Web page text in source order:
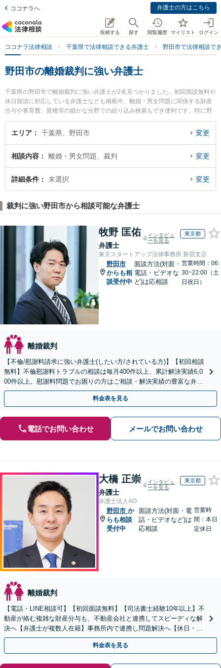
ココナラへ 弁護士の方はこちら
投稿する 探す 閲覧履歴 マイリスト ログイン
ココナラ法律相談 千葉県で法律相談できる弁護士 野田市で法律相談で
野田市の離婚裁判に強い弁護士
千葉県の野田市で離婚裁判に強い弁護士が2名見つかりました。初回面談無料や
休日面談に対応している弁護士なども掲載中。離婚・男女問題に関係する財産
分与や養育費、親権等の細かな分野での絞り込み検索もでき便利です。特に野
田けやき法律事務所の松澤 英司弁護士や野田総合法律事務所の高山 聡宏弁護士
のプロフィール情報や弁護士費用、強みなどが注目されています。『野田市で
談無料で離婚裁判を法律相談できる野田市内の弁護士に相談予約したい』など
でお困りの相談者さんにおすすめです。
エリア 千葉県、野田市 変更
相談内容 離婚・男女問題、裁判 変更
詳細条件 未選択 変更
裁判に強い野田市から相談可能な弁護士
牧野 匡佑
弁護士
インタビュ
ーを見る
東京都
東京スタートアップ法律事務所 新宿支店
野田市
からも相
談受付中
面談方法(対面・
電話・ビデオな
ど)は応相談
営業時間：06:
30~22:00（土
日祝日）
離婚裁判
【不倫/慰謝料請求に強い弁護士(したい方/されている方)】【初回相談
無料】不倫慰謝料トラブルの相談は毎月400件以上、累計解決実績6,0
00件以上。慰謝料問題でお困りの方はご相談・解決実績の豊富な弁護
士による無料相談をご利用ください。
料金表を見る
電話でお問い合わせ メールでお問い合わせ
大橋 正崇
弁護士
インタビュ
ーを見る
東京都
弁護士法人AO
野田市 か
らも相談
受付中
面談方法(対面・電
話・ビデオなど)は
応相談
営業時
間：本日
定休日
離婚裁判
【電話・LINE相談可】【初回面談無料】【司法書士経験10年以上】不
動産が絡む複雑な財産分与も、不動産会社と連携してスピーディな解
決へ【弁護士が複数人在籍】事務所内で連携し問題解決へ【休日・夜
間面談可】【子連れ相談可】【虎ノ門駅1分】
料金表を見る